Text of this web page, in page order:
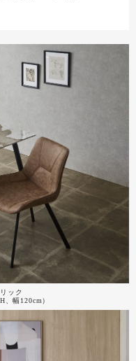
ック
、幅120cm）